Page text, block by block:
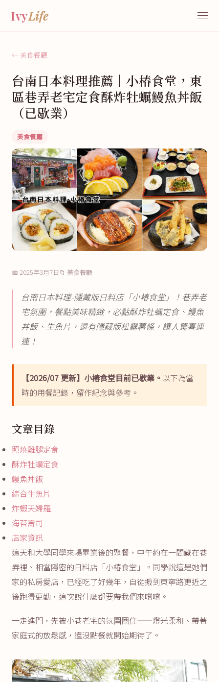
IvyLife
← 美食餐廳
台南日本料理推薦｜小椿食堂，東
區巷弄老宅定食酥炸牡蠣鰻魚丼飯
（已歇業）
美食餐廳
📅 2025年3月7日 📁 美食餐廳
台南日本料理-隱藏版日料店「小椿食堂」！巷弄老
宅氛圍，餐點美味精緻，必點酥炸牡蠣定食、鰻魚
丼飯、生魚片，還有隱藏版松露薯條，讓人驚喜連
連！
【2026/07 更新】小椿食堂目前已歇業。 以下為當
時的用餐記錄，留作紀念與參考。
文章目錄
照燒雞腿定食
酥炸牡蠣定食
鰻魚丼飯
綜合生魚片
炸蝦天婦羅
海苔壽司
店家資訊
這天和大學同學來場畢業後的聚餐，中午約在一間藏在巷
弄裡、相當隱密的日料店「小椿食堂」。同學說這是她們
家的私房愛店，已經吃了好幾年，自從搬到東寧路更近之
後跑得更勤，這次說什麼都要帶我們來嚐嚐。
一走進門，先被小巷老宅的氛圍圈住——燈光柔和、帶著
家庭式的放鬆感，還沒點餐就開始期待了。